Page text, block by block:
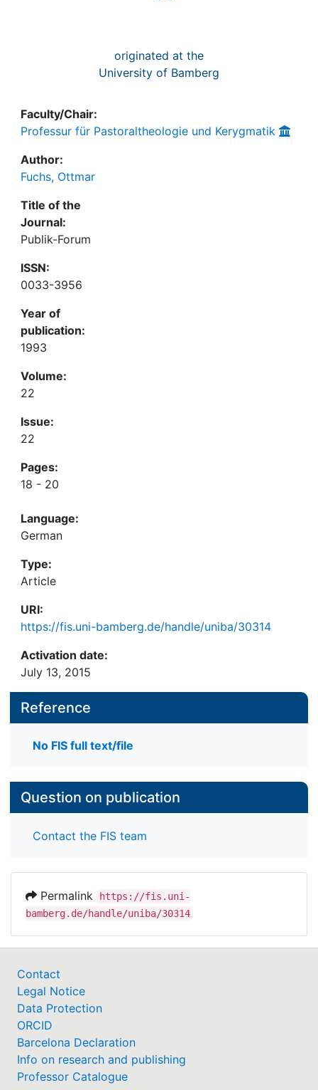
originated at the
University of Bamberg
Faculty/Chair:
Professur für Pastoraltheologie und Kerygmatik
Author:
Fuchs, Ottmar
Title of the
Journal:
Publik-Forum
ISSN:
0033-3956
Year of
publication:
1993
Volume:
22
Issue:
22
Pages:
18 - 20
Language:
German
Type:
Article
URI:
https://fis.uni-bamberg.de/handle/uniba/30314
Activation date:
July 13, 2015
Reference
No FIS full text/file
Question on publication
Contact the FIS team
Permalink
https://fis.uni-
bamberg.de/handle/uniba/30314
Contact
Legal Notice
Data Protection
ORCID
Barcelona Declaration
Info on research and publishing
Professor Catalogue